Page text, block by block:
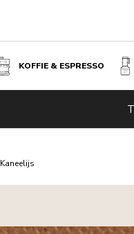
KOFFIE & ESPRESSO
Kaneelijs